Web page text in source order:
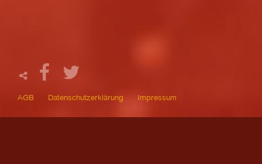
AGB Datenschutzerklärung Impressum